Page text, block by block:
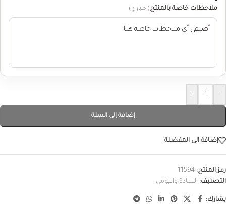
ملاحظات خاصة بالمنتج(اختياري)
-
+
إضافة إلى السلة
إضافة الى المفضلة
رمز المنتج: 11594
التصنيف: السادة واليومي
يشارك: